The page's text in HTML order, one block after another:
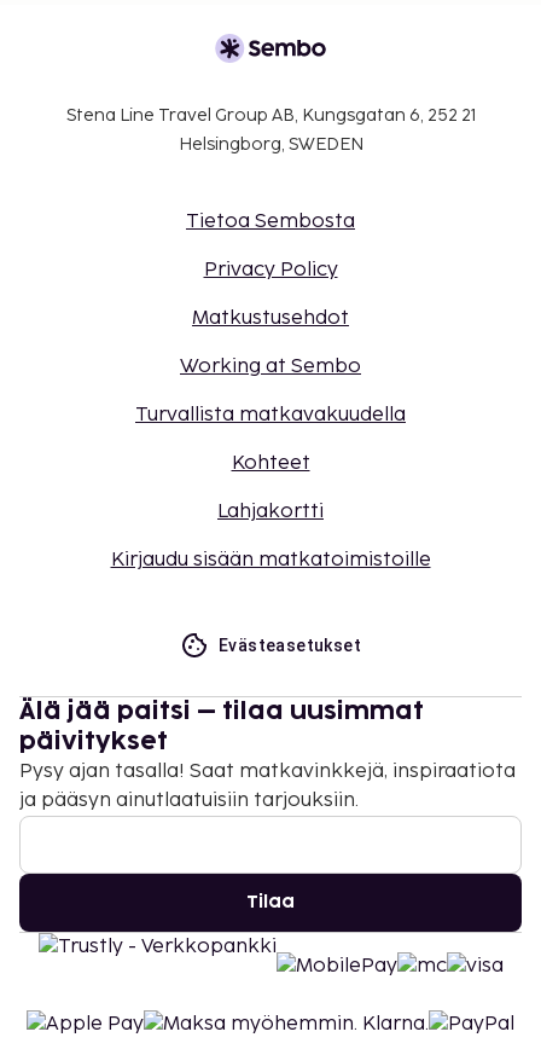
Stena Line Travel Group AB, Kungsgatan 6, 252 21
Helsingborg, SWEDEN
Tietoa Sembosta
Privacy Policy
Matkustusehdot
Working at Sembo
Turvallista matkavakuudella
Kohteet
Lahjakortti
Kirjaudu sisään matkatoimistoille
Evästeasetukset
Älä jää paitsi – tilaa uusimmat
päivitykset
Pysy ajan tasalla! Saat matkavinkkejä, inspiraatiota
ja pääsyn ainutlaatuisiin tarjouksiin.
Tilaa